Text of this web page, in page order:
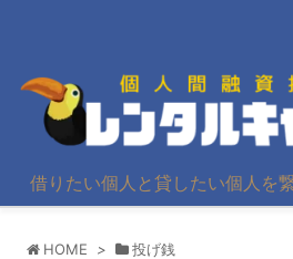
借りたい個人と貸したい個人を
HOME > 投げ銭